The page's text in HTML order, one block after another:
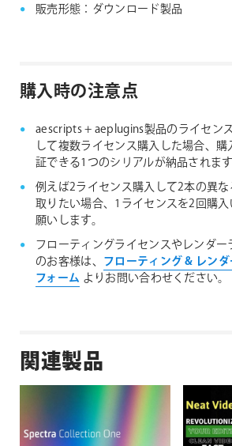
販売形態：ダウンロード製品
購入時の注意点
aescripts + aeplugins製品のライセン
して複数ライセンス購入した場合、
証できる1つのシリアルが納品されます
例えば2ライセンス購入して2本の異
取りたい場合、1ライセンスを2回購
願いします。
フローティングライセンスやレンダ
のお客様は、 フローティング & レン
フォーム よりお問い合わせください。
関連製品